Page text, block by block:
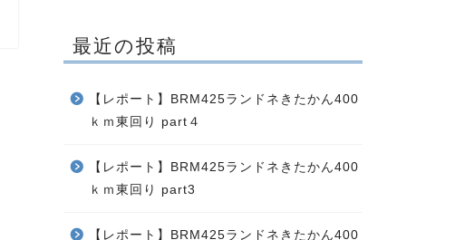
最近の投稿
【レポート】BRM425ランドネきたかん400
ｋｍ東回り part４
【レポート】BRM425ランドネきたかん400
ｋｍ東回り part3
【レポート】BRM425ランドネきたかん400